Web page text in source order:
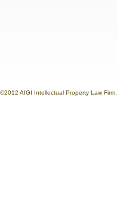
©2012 AIGI Intellectual Property Law Firm.